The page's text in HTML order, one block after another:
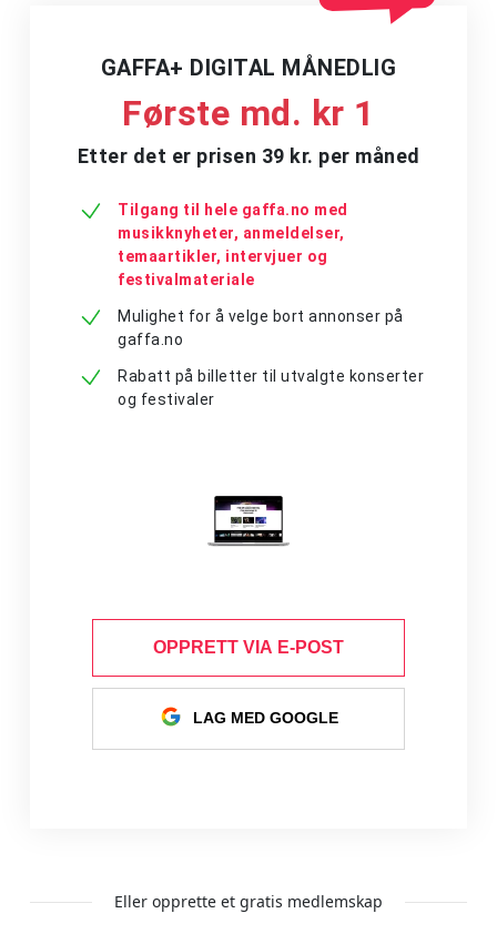
GAFFA+ DIGITAL MÅNEDLIG
Første md. kr 1
Etter det er prisen 39 kr. per måned
Tilgang til hele gaffa.no med
musikknyheter, anmeldelser,
temaartikler, intervjuer og
festivalmateriale
Mulighet for å velge bort annonser på
gaffa.no
Rabatt på billetter til utvalgte konserter
og festivaler
OPPRETT VIA E-POST
LAG MED GOOGLE
Eller opprette et gratis medlemskap